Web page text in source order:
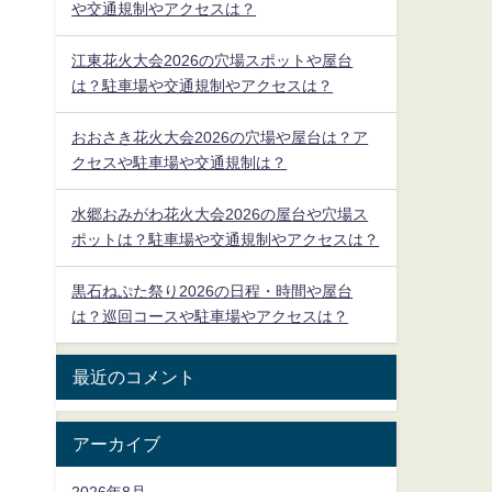
や交通規制やアクセスは？
江東花火大会2026の穴場スポットや屋台
は？駐車場や交通規制やアクセスは？
おおさき花火大会2026の穴場や屋台は？ア
クセスや駐車場や交通規制は？
水郷おみがわ花火大会2026の屋台や穴場ス
ポットは？駐車場や交通規制やアクセスは？
黒石ねぷた祭り2026の日程・時間や屋台
は？巡回コースや駐車場やアクセスは？
最近のコメント
アーカイブ